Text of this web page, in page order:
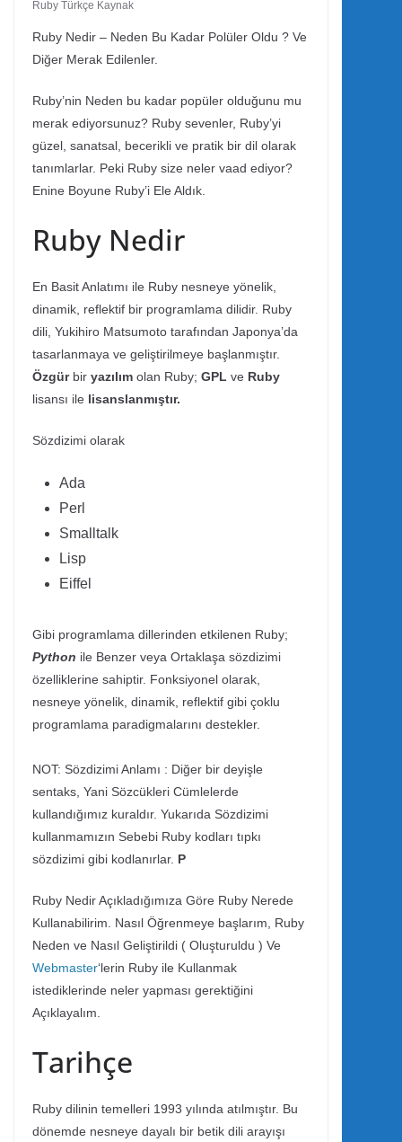
Ruby Türkçe Kaynak
Ruby Nedir – Neden Bu Kadar Polüler Oldu ? Ve
Diğer Merak Edilenler.
Ruby’nin Neden bu kadar popüler olduğunu mu
merak ediyorsunuz? Ruby sevenler, Ruby’yi
güzel, sanatsal, becerikli ve pratik bir dil olarak
tanımlarlar. Peki Ruby size neler vaad ediyor?
Enine Boyune Ruby’i Ele Aldık.
Ruby Nedir
En Basit Anlatımı ile Ruby nesneye yönelik,
dinamik, reflektif bir programlama dilidir. Ruby
dili, Yukihiro Matsumoto tarafından Japonya’da
tasarlanmaya ve geliştirilmeye başlanmıştır.
Özgürbir yazılım olan Ruby; GPL ve Ruby
lisansı ile lisanslanmıştır.
Sözdizimi olarak
Ada
Perl
Smalltalk
Lisp
Eiffel
Gibi programlama dillerinden etkilenen Ruby;
Python ile Benzer veya Ortaklaşa sözdizimi
özelliklerine sahiptir. Fonksiyonel olarak,
nesneye yönelik, dinamik, reflektif gibi çoklu
programlama paradigmalarını destekler.
NOT: Sözdizimi Anlamı : Diğer bir deyişle
sentaks, Yani Sözcükleri Cümlelerde
kullandığımız kuraldır. Yukarıda Sözdizimi
kullanmamızın Sebebi Ruby kodları tıpkı
sözdizimi gibi kodlanırlar. P
Ruby Nedir Açıkladığımıza Göre Ruby Nerede
Kullanabilirim. Nasıl Öğrenmeye başlarım, Ruby
Neden ve Nasıl Geliştirildi ( Oluşturuldu ) Ve
Webmaster‘lerin Ruby ile Kullanmak
istediklerinde neler yapması gerektiğini
Açıklayalım.
Tarihçe
Ruby dilinin temelleri 1993 yılında atılmıştır. Bu
dönemde nesneye dayalı bir betik dili arayışı